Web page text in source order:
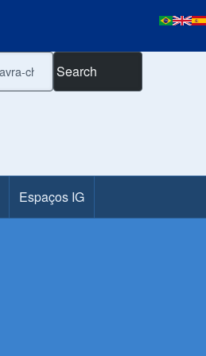
Espaços IG